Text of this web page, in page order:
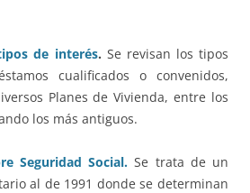
de interés. Se revisan los tipos
cualificados o convenidos,
Planes de Vivienda, entre los
los más antiguos.
Seguridad Social. Se trata de un
al de 1991 donde se determinan